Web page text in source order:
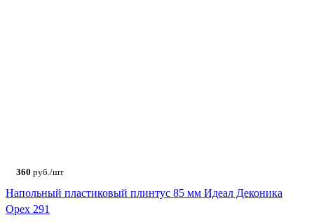
360 руб./шт
Напольный пластиковый плинтус 85 мм Идеал Деконика
Орех 291